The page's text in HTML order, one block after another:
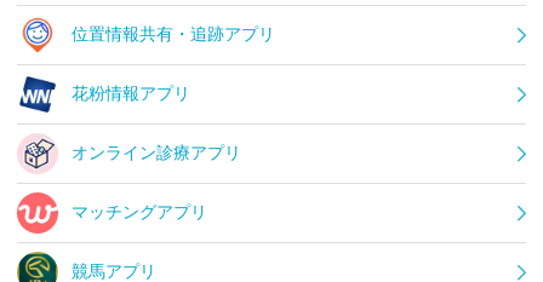
位置情報共有・追跡アプリ
花粉情報アプリ
オンライン診療アプリ
マッチングアプリ
競馬アプリ